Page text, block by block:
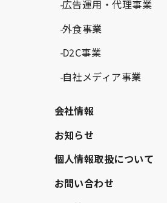
広告運用・代理事業
外食事業
D2C事業
自社メディア事業
会社情報
お知らせ
個人情報取扱について
お問い合わせ